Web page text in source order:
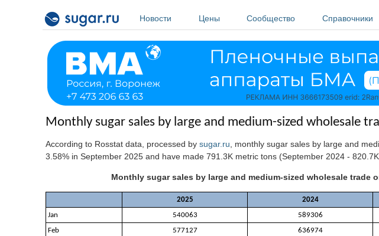
Новости
Цены Сообщество Справочники
Monthly sugar sales by large and medium-sized wholesale
According to Rosstat data, processed by sugar.ru , monthly sugar sales by large and
3.58% in September 2025 and have made 791.3K metric tons (September 2024 -
Monthly sugar sales by large and medium-sized wholesale trade
2025 2024
Jan
540063 589306
Feb
577127 636974